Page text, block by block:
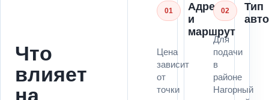
Что
влияет
на
01
Адрес
и
маршрут
Цена
зависит
от
точки
02
Тип
Для
подачи
в
районе
Нагорный